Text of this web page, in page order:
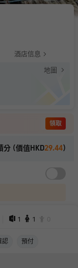
酒店信息
地圖
領取
分 (價值HKD29.44)
1 1
認 預付